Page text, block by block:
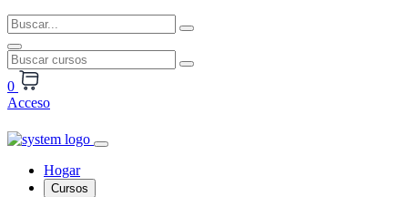
0
Acceso
Hogar
Cursos